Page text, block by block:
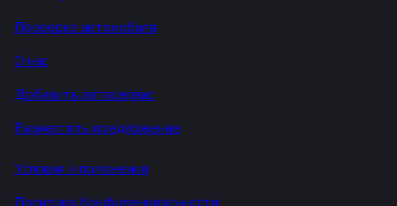
Проверка автомобиля
О нас
Добавить автосервис
Разместить предложение
Условия и положения
Политика Конфиденциальности